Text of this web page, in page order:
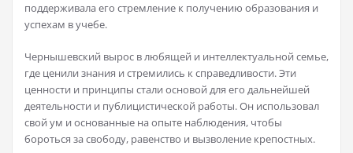
поддерживала его стремление к получению образования и
успехам в учебе.
Чернышевский вырос в любящей и интеллектуальной семье,
где ценили знания и стремились к справедливости. Эти
ценности и принципы стали основой для его дальнейшей
деятельности и публицистической работы. Он использовал
свой ум и основанные на опыте наблюдения, чтобы
бороться за свободу, равенство и вызволение крепостных.